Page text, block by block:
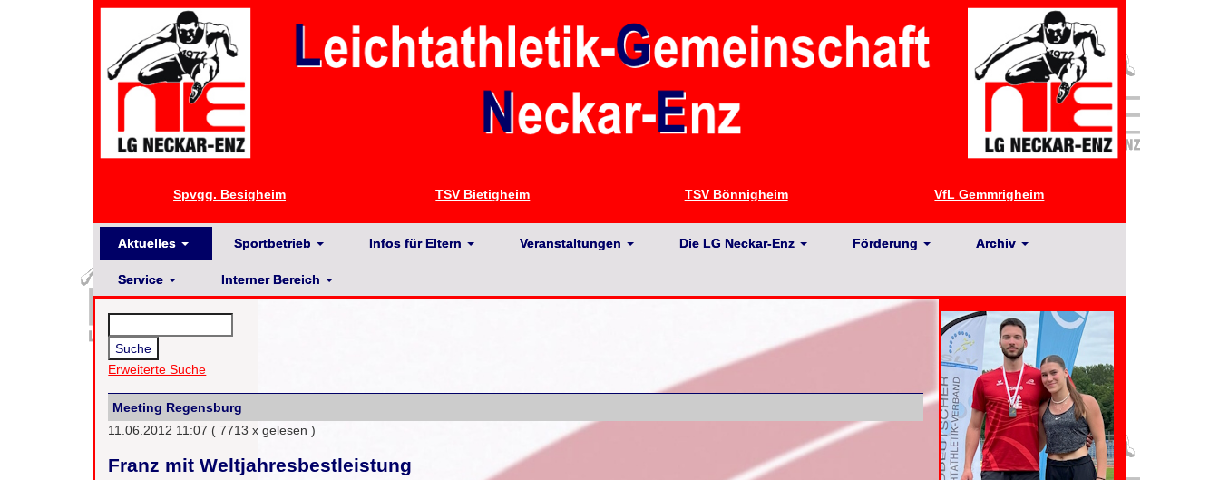
Spvgg. Besigheim TSV Bietigheim TSV Bönnigheim VfL Gemmrigheim
Aktuelles Sportbetrieb Infos für Eltern Veranstaltungen Die LG Neckar-Enz Förderung Archiv
Service Interner Bereich
Erweiterte Suche
Meeting Regensburg
11.06.2012 11:07 ( 7713 x gelesen )
Franz mit Weltjahresbestleistung